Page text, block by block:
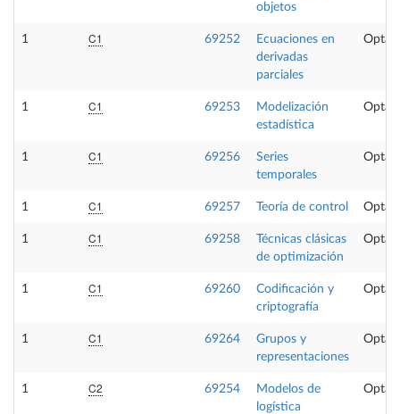
objetos
1 C1 69252
Ecuaciones en
derivadas
parciales
1 C1 69253
Modelización
estadística
1 C1 69256
Series
temporales
1 C1 69257 Teoría de control
1 C1 69258
Técnicas clásicas
de optimización
1 C1 69260
Codificación y
criptografía
1 C1 69264
Grupos y
representaciones
1 C2 69254
Modelos de
logística